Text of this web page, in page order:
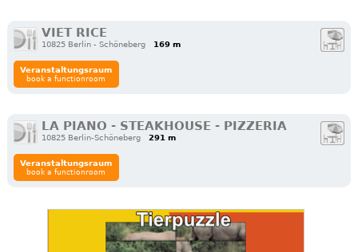
VIET RICE
10825 Berlin - Schöneberg 169 m
Veranstaltungsraum
book a functionroom
LA PIANO - STEAKHOUSE - PIZZERIA
10825 Berlin-Schöneberg 291 m
Veranstaltungsraum
book a functionroom